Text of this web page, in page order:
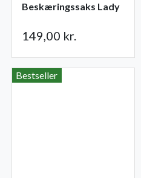
Beskæringssaks Lady
149,00 kr.
Bestseller